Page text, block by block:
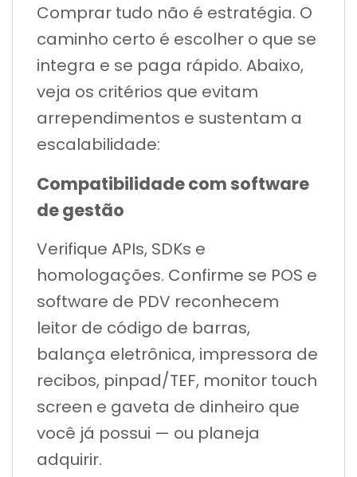
Comprar tudo não é estratégia. O
caminho certo é escolher o que se
integra e se paga rápido. Abaixo,
veja os critérios que evitam
arrependimentos e sustentam a
escalabilidade:
Compatibilidade com software
de gestão
Verifique APIs, SDKs e
homologações. Confirme se POS e
software de PDV reconhecem
leitor de código de barras,
balança eletrônica, impressora de
recibos, pinpad/TEF, monitor touch
screen e gaveta de dinheiro que
você já possui — ou planeja
adquirir.